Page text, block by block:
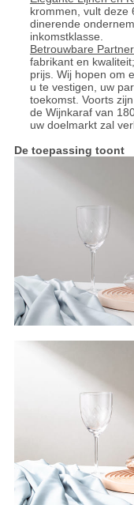
krommen, vult deze
dinerende
inkomstklasse.
Betrouwbare
fabrikant en
prijs. Wij hopen om
u te vestigen, uw
toekomst. Voorts
de Wijnkaraf van
uw doelmarkt zal
De toepassing toont